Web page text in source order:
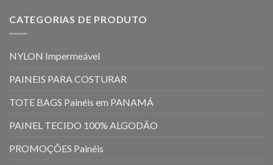
CATEGORIAS DE PRODUTO
NYLON Impermeável
PAINEIS PARA COSTURAR
TOTE BAGS Painéis em PANAMÁ
PAINEL TECIDO 100% ALGODÃO
PROMOÇÕES Painéis